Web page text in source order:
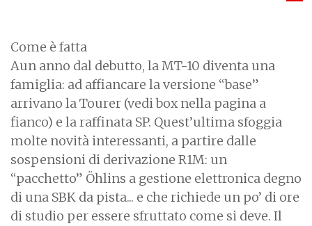
Come è fatta
Aun anno dal debutto, la MT-10 diventa una
famiglia: ad affiancare la versione “base”
arrivano la Tourer (vedi box nella pagina a
fianco) e la raffinata SP. Quest’ultima sfoggia
molte novità interessanti, a partire dalle
sospensioni di derivazione R1M: un
“pacchetto” Öhlins a gestione elettronica degno
di una SBK da pista... e che richiede un po’ di ore
di studio per essere sfruttato come si deve. Il